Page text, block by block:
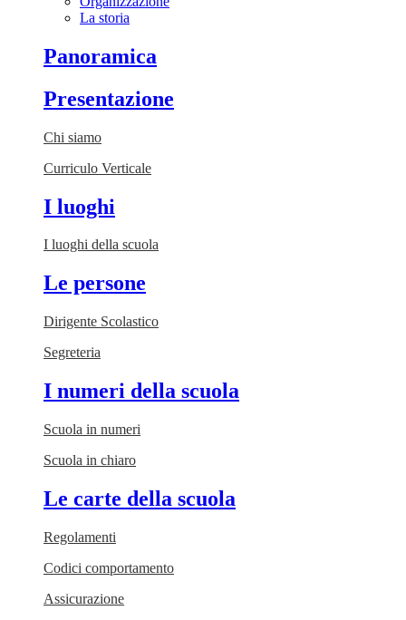
La storia
Panoramica
Presentazione
Chi siamo
Curriculo Verticale
I luoghi
I luoghi della scuola
Le persone
Dirigente Scolastico
Segreteria
I numeri della scuola
Scuola in numeri
Scuola in chiaro
Le carte della scuola
Regolamenti
Codici comportamento
Assicurazione